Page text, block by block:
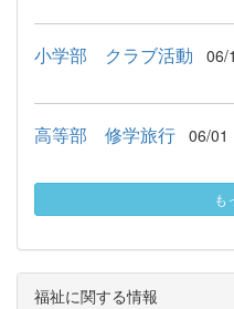
小学部 クラブ活動 06/
高等部 修学旅行 06/01
も
福祉に関する情報